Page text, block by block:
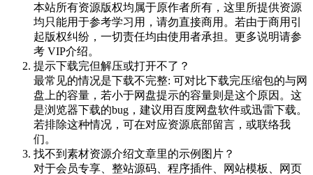
本站所有资源版权均属于原作者所有，这里所提供资源
均只能用于参考学习用，请勿直接商用。若由于商用引
起版权纠纷，一切责任均由使用者承担。更多说明请参
考 VIP介绍。
提示下载完但解压或打开不了？
最常见的情况是下载不完整: 可对比下载完压缩包的与网
盘上的容量，若小于网盘提示的容量则是这个原因。这
是浏览器下载的bug，建议用百度网盘软件或迅雷下载。
若排除这种情况，可在对应资源底部留言，或联络我
们。
找不到素材资源介绍文章里的示例图片？
对于会员专享、整站源码、程序插件、网站模板、网页